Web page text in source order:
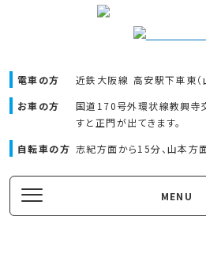
電車の方 近鉄大阪線 高安駅下車東（
お車の方
国道170号外環状線教興寺
すと正門が出てきます。
自転車の方 志紀方面から15分、山本方
MENU